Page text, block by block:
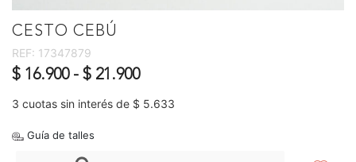
CESTO CEBÚ
REF: 17347879
$ 16.900 - $ 21.900
3 cuotas sin interés de $ 5.633
Guía de talles